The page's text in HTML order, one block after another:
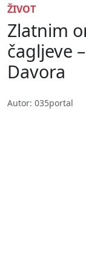
ŽIVOT
Zlatnim
čagljeve
Davora
Autor: 035portal